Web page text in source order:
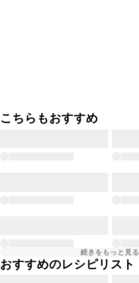
こちらもおすすめ
続きをもっと見る
おすすめのレシピリスト